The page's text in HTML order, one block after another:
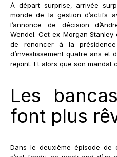
À départ surprise, arrivée
monde de la gestion d’actifs
l’annonce de décision
Wendel. Cet ex-Morgan
de renoncer à la
d’investissement quatre ans et
rejoint. Et alors que son mandat
Les
font plus
Dans le deuxième épisode de